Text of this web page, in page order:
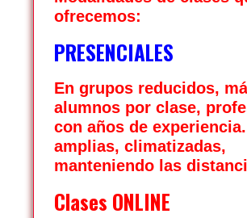
ofrecemos:
PRESENCIALES
En grupos reducidos,
alumnos por clase,
con años de
amplias, climatizadas,
manteniendo las
Clases ONLINE